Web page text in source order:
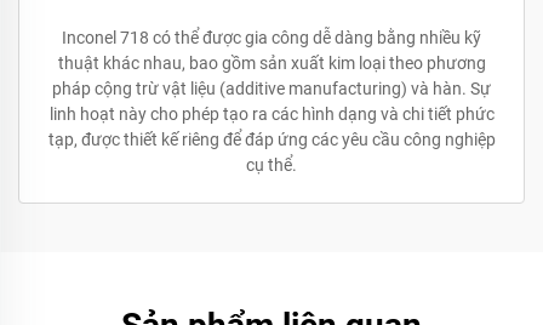
Inconel 718 có thể được gia công dễ dàng bằng nhiều kỹ
thuật khác nhau, bao gồm sản xuất kim loại theo phương
pháp cộng trừ vật liệu (additive manufacturing) và hàn. Sự
linh hoạt này cho phép tạo ra các hình dạng và chi tiết phức
tạp, được thiết kế riêng để đáp ứng các yêu cầu công nghiệp
cụ thể.